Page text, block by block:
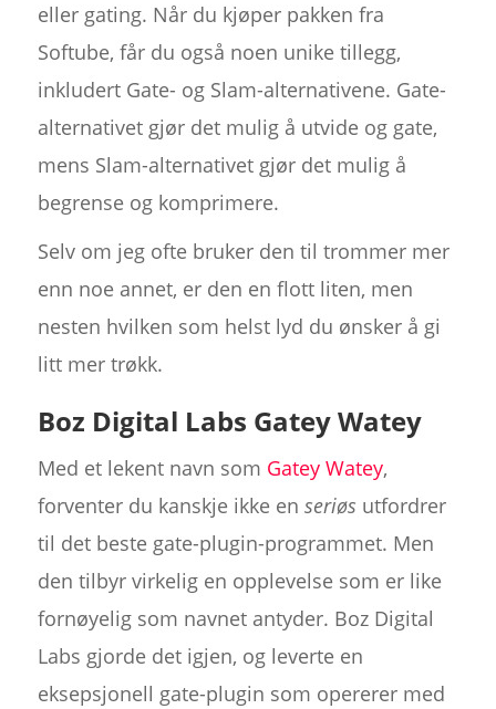
eller gating. Når du kjøper pakken fra
Softube, får du også noen unike tillegg,
inkludert Gate- og Slam-alternativene. Gate-
alternativet gjør det mulig å utvide og gate,
mens Slam-alternativet gjør det mulig å
begrense og komprimere.
Selv om jeg ofte bruker den til trommer mer
enn noe annet, er den en flott liten, men
nesten hvilken som helst lyd du ønsker å gi
litt mer trøkk.
Boz Digital Labs Gatey Watey
Med et lekent navn som Gatey Watey,
forventer du kanskje ikke en seriøs utfordrer
til det beste gate-plugin-programmet. Men
den tilbyr virkelig en opplevelse som er like
fornøyelig som navnet antyder. Boz Digital
Labs gjorde det igjen, og leverte en
eksepsjonell gate-plugin som opererer med